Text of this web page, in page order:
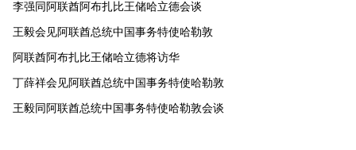
李强同阿联酋阿布扎比王储哈立德会谈
​王毅会见阿联酋总统中国事务特使哈勒敦
阿联酋阿布扎比王储哈立德将访华
丁薛祥会见阿联酋总统中国事务特使哈勒敦
王毅同阿联酋总统中国事务特使哈勒敦会谈